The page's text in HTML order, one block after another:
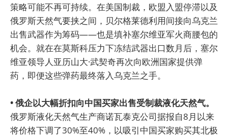
策略可能不再可持续。在美国制裁，欧盟入盟停滞以及
俄罗斯天然气要挟之间，贝尔格莱德利用间接向乌克兰
出售武器作为筹码——也是填补塞尔维亚军火商腰包的
机会。就在在莫斯科压力下冻结武器出口数月后，塞尔
维亚领导人亚历山大·武契奇再次向欧洲国家提供弹
药，即便这些弹药最终落入乌克兰之手。
• 俄企以大幅折扣向中国买家出售受制裁液化天然气。
俄罗斯液化天然气生产商诺瓦泰克公司据报自8月以来
将价格下调了30%至40%，以吸引中国买家购买其北极